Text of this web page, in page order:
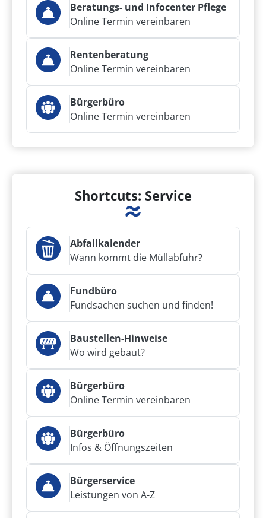
Beratungs- und Infocenter Pflege
Online Termin vereinbaren
Rentenberatung
Online Termin vereinbaren
Bürgerbüro
Online Termin vereinbaren
Shortcuts: Service
Abfallkalender
Wann kommt die Müllabfuhr?
Fundbüro
Fundsachen suchen und finden!
Baustellen-Hinweise
Wo wird gebaut?
Bürgerbüro
Online Termin vereinbaren
Bürgerbüro
Infos & Öffnungszeiten
Bürgerservice
Leistungen von A-Z